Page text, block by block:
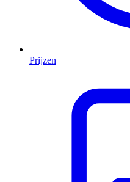
Prijzen